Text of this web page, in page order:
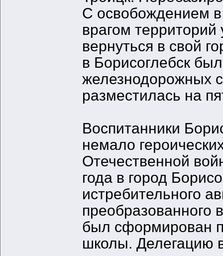
С освобождением в
врагом
вернуться в свой
в Борисоглебск
железнодорожных
разместилась на
Воспитанники
немало
Отечественной
года в город
истребительного
преобразованного
был сформирован
школы. Делегацию